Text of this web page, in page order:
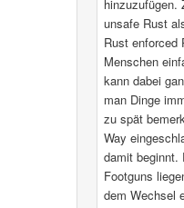
hinzuzufügen.
unsafe Rust
Rust enforced
Menschen
kann dabei
man Dinge
zu spät
Way
damit beginnt.
Footguns
dem Wechsel